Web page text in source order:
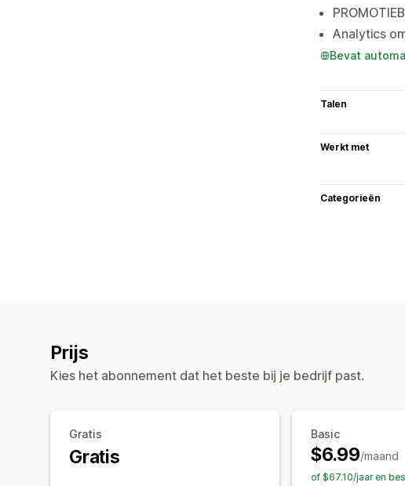
Analytics
Bevat
Talen
Werkt met
Categorieën
Prijs
Kies het abonnement dat het beste bij je bedrijf past.
Gratis
Gratis
Basic
$6.99/maand
of $67.10/jaar en